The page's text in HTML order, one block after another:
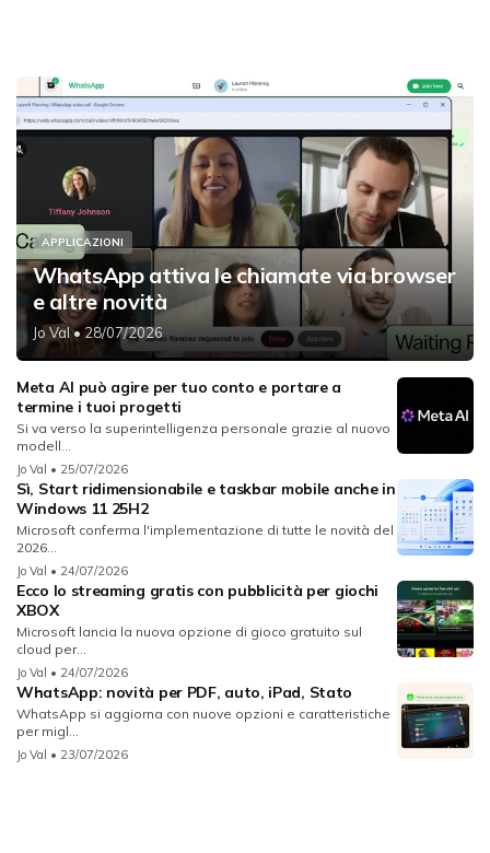
APPLICAZIONI
WhatsApp attiva le chiamate via browser
e altre novità
Jo Val• 28/07/2026
Meta AI può agire per tuo conto e portare a
termine i tuoi progetti
Si va verso la superintelligenza personale grazie al nuovo
modell...
Jo Val • 25/07/2026
Sì, Start ridimensionabile e taskbar mobile anche in
Windows 11 25H2
Microsoft conferma l'implementazione di tutte le novità del
2026...
Jo Val • 24/07/2026
Ecco lo streaming gratis con pubblicità per giochi
XBOX
Microsoft lancia la nuova opzione di gioco gratuito sul
cloud per...
Jo Val • 24/07/2026
WhatsApp: novità per PDF, auto, iPad, Stato
WhatsApp si aggiorna con nuove opzioni e caratteristiche
per migl...
Jo Val • 23/07/2026